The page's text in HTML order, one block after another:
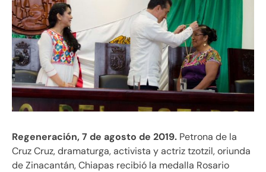
Regeneración, 7 de agosto de 2019. Petrona de la
Cruz Cruz, dramaturga, activista y actriz tzotzil, oriunda
de Zinacantán, Chiapas recibió la medalla Rosario